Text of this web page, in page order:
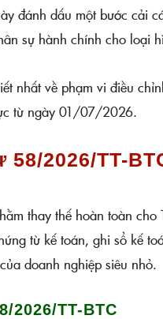
đánh dấu một bước cải
sự hành chính cho loại
nhất về phạm vi điều
từ ngày 01/07/2026.
2026/TT-
thay thế hoàn toàn cho
từ kế toán, ghi sổ kế
doanh nghiệp siêu nhỏ.
TT-BTC